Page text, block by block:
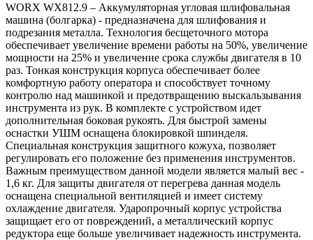
WORX WX812.9 – Аккумуляторная угловая шлифовальная
машина (болгарка) - предназначена для шлифования и
подрезания металла. Технология бесщеточного мотора
обеспечивает увеличение времени работы на 50%, увеличение
мощности на 25% и увеличение срока службы двигателя в 10
раз. Тонкая конструкция корпуса обеспечивает более
комфортную работу оператора и способствует точному
контролю над машинкой и предотвращению выскальзывания
инструмента из рук. В комплекте с устройством идет
дополнительная боковая рукоять. Для быстрой замены
оснастки УШМ оснащена блокировкой шпинделя.
Специальная конструкция защитного кожуха, позволяет
регулировать его положение без применения инструментов.
Важным преимуществом данной модели является малый вес -
1,6 кг. Для защиты двигателя от перегрева данная модель
оснащена специальной вентиляцией и имеет систему
охлаждение двигателя. Ударопрочный корпус устройства
защищает его от повреждений, а металлический корпус
редуктора еще больше увеличивает надежность инструмента.